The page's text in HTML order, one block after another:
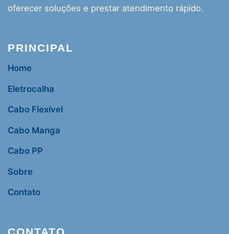
oferecer soluções e prestar atendimento rápido.
PRINCIPAL
Home
Eletrocalha
Cabo Flexível
Cabo Manga
Cabo PP
Sobre
Contato